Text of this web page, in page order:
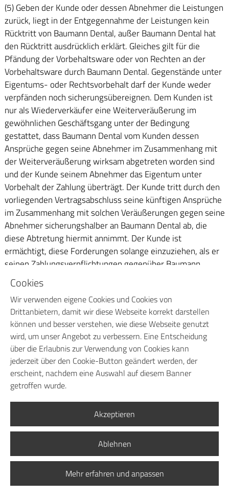
(5) Geben der Kunde oder dessen Abnehmer die Leistungen
zurück, liegt in der Entgegennahme der Leistungen kein
Rücktritt von Baumann Dental, außer Baumann Dental hat
den Rücktritt ausdrücklich erklärt. Gleiches gilt für die
Pfändung der Vorbehaltsware oder von Rechten an der
Vorbehaltsware durch Baumann Dental. Gegenstände unter
Eigentums- oder Rechtsvorbehalt darf der Kunde weder
verpfänden noch sicherungsübereignen. Dem Kunden ist
nur als Wiederverkäufer eine Weiterveräußerung im
gewöhnlichen Geschäftsgang unter der Bedingung
gestattet, dass Baumann Dental vom Kunden dessen
Ansprüche gegen seine Abnehmer im Zusammenhang mit
der Weiterveräußerung wirksam abgetreten worden sind
und der Kunde seinem Abnehmer das Eigentum unter
Vorbehalt der Zahlung überträgt. Der Kunde tritt durch den
vorliegenden Vertragsabschluss seine künftigen Ansprüche
im Zusammenhang mit solchen Veräußerungen gegen seine
Abnehmer sicherungshalber an Baumann Dental ab, die
diese Abtretung hiermit annimmt. Der Kunde ist
ermächtigt, diese Forderungen solange einzuziehen, als er
seinen Zahlungsverpflichtungen gegenüber Baumann
Dental nachkommt. Soweit der Wert der Sicherungsrechte
des Anbieters die Höhe der gesicherten Ansprüche um
mehr als 20 % übersteigt, wird Baumann Dental auf Wunsch
des Kunden einen entsprechenden Anteil der
Sicherungsrechte freigeben.
(6) Der Kunde hat bei Pfändungen oder Beschlagnahmen
unverzüglich Baumann Dental zu unterrichten und den
Dritten auf den Eigentumsvorbehalt von Baumann Dental in
geeigneter Form hinzuweisen. Soweit der Dritte nicht in
der Lage ist, Baumann Dental die gerichtlichen und
außergerichtlichen Kosten einer Klage gemäß § 771 ZPO zu
erstatten, haftet der Kunde gegenüber Baumann Dental für
den hieraus entstandenen Schaden. Die Geltendmachung
der Rechte von Baumann Dental aus dem
Eigentumsvorbehalt entbindet den Kunden nicht von seinen
vertraglichen Verpflichtungen. Der Wert der Ware im
Zeitpunkt der Rücknahme wird lediglich auf die Forderung
Cookies
Wir verwenden eigene Cookies und Cookies von
Drittanbietern, damit wir diese Webseite korrekt darstellen
können und besser verstehen, wie diese Webseite genutzt
wird, um unser Angebot zu verbessern. Eine Entscheidung
über die Erlaubnis zur Verwendung von Cookies kann
jederzeit über den Cookie-Button geändert werden, der
erscheint, nachdem eine Auswahl auf diesem Banner
getroffen wurde.
Akzeptieren
Ablehnen
Mehr erfahren und anpassen